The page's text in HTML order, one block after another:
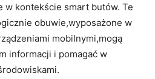
w kontekście smart butów. Te
obuwie,wyposażone w
mobilnymi,mogą
informacji i pomagać w